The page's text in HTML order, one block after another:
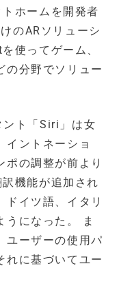
ホームを開発者
のARソリューシ
使ってゲーム、
の分野でソリュー
ト「Siri」は女
イントネーショ
ポの調整が前より
機能が追加され
ドイツ語、イタリ
うになった。 ま
ユーザーの使用パ
れに基づいてユー